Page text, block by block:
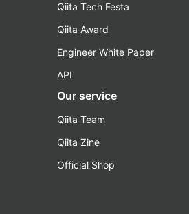
Qiita Tech Festa
Qiita Award
Engineer White Paper
API
Our service
Qiita Team
Qiita Zine
Official Shop